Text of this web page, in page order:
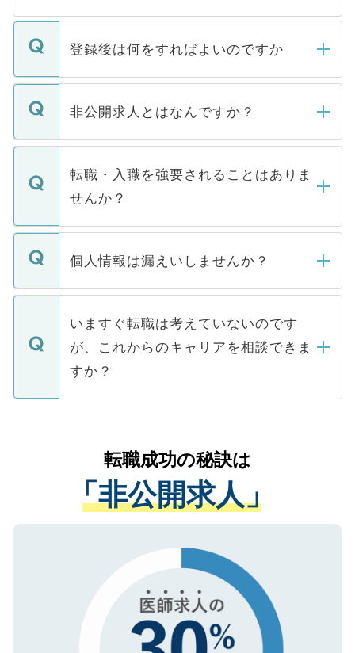
登録後は何をすればよいのですか
ご登録いただきましたら、弊社担当者がご
登録内容を確認し、その後メールもしくは
ます。通常、5営業日以内にはご連絡をせて
いただきますので、しばらくお待ちくださ
い。
非公開求人とはなんですか？
マイナビDOCTORで取り扱っている求人の
うち約3割は、Webサイトからご覧いただ
けない「非公開求人」です。非公開求人は
下記の理由によって、一般には公開してい
ません。
■応募殺到を避けるため 人気のある医療機
関を公にしてしまうと、応募が殺到する場
に、医療機関が求める条件に合った人材の
みを人材紹介会社に依頼するケースが増え
ています。
転職・入職を強要されることはありま
せんか？
転職・入職を強要することは一切ありませ
ん。また、仮に応募先から内定をいただい
定を承諾する必要はありません。内定先へ
の辞退の連絡はキャリアパートナーが行い
ますので、ご安心ください。
個人情報は漏えいしませんか？
個人情報が漏えいすることはありませんの
で、ご安心ください。当サイトからの登録
などで収集したご登録者様の個人情報は、
ご本人のキャリアアップおよび転職活動の
支援を目的に使用いたします。お預かりし
ているすべての個人データはご本人の許可
は、個人情報の取り扱いについての厳密な
管理基準を満たした事業者のみに付与され
る、プライバシーマークを取得済みです。
ご登録いただいた個人情報は、SSL（デー
で、機密保持に関してもご安心ください。
いますぐ転職は考えていないのです
が、これからのキャリアを相談できま
すか？
かがいして、現在の医療機関の状況や紹介
経験をまじえながら、適切なアドバイスを
させていただきます。すぐにご転職をされ
ない方には、長期的なサポートが可能です
ので、まずはご登録ください。
転職成功の秘訣は
「非公開求人」